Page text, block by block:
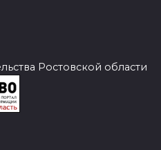
Ростовской области